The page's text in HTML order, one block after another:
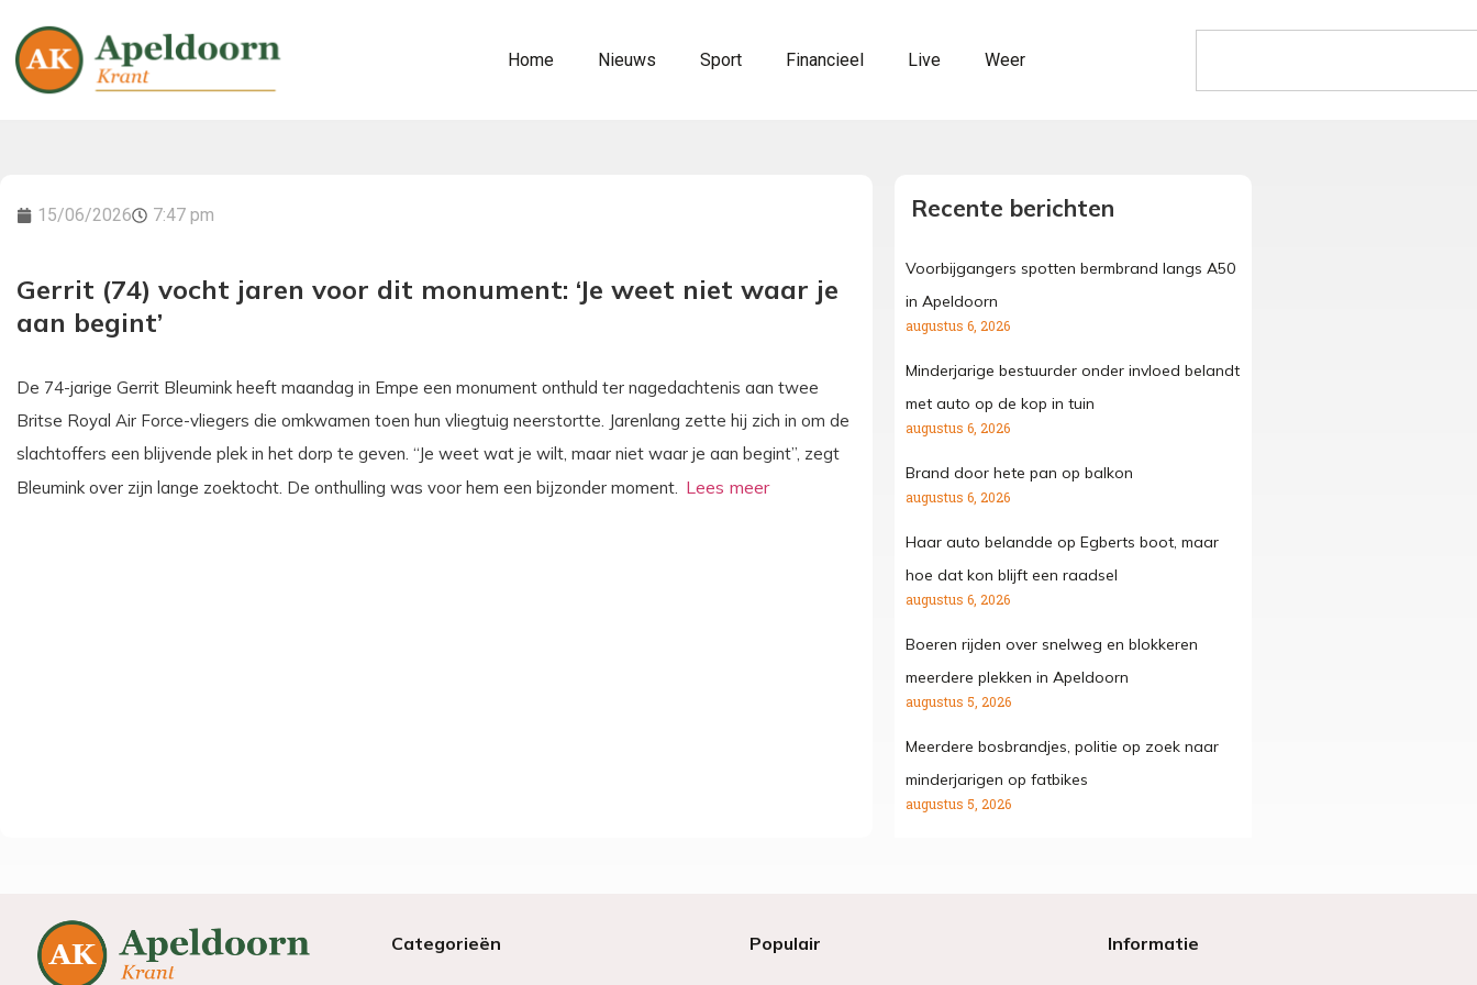
Home Nieuws Sport Financieel Live Weer
15/06/2026 7:47 pm
Gerrit (74) vocht jaren voor dit monument: ‘Je weet niet waar je
aan begint’
De 74-jarige Gerrit Bleumink heeft maandag in Empe een monument onthuld ter nagedachtenis aan twee
Britse Royal Air Force-vliegers die omkwamen toen hun vliegtuig neerstortte. Jarenlang zette hij zich in om de
slachtoffers een blijvende plek in het dorp te geven. “Je weet wat je wilt, maar niet waar je aan begint”, zegt
Bleumink over zijn lange zoektocht. De onthulling was voor hem een bijzonder moment.
Recente berichten
Voorbijgangers spotten bermbrand langs A50
in Apeldoorn
augustus 6, 2026
Minderjarige bestuurder onder invloed belandt
met auto op de kop in tuin
augustus 6, 2026
Brand door hete pan op balkon
augustus 6, 2026
Haar auto belandde op Egberts boot, maar
hoe dat kon blijft een raadsel
augustus 6, 2026
Boeren rijden over snelweg en blokkeren
meerdere plekken in Apeldoorn
augustus 5, 2026
Meerdere bosbrandjes, politie op zoek naar
minderjarigen op fatbikes
augustus 5, 2026
Categorieën Populair Informatie